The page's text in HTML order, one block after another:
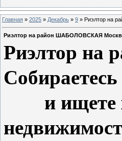
Главная » 2025 » Декабрь » 9 » Риэлтор на
Риэлтор на район ШАБОЛОВСКАЯ
Риэлтор
и ищете